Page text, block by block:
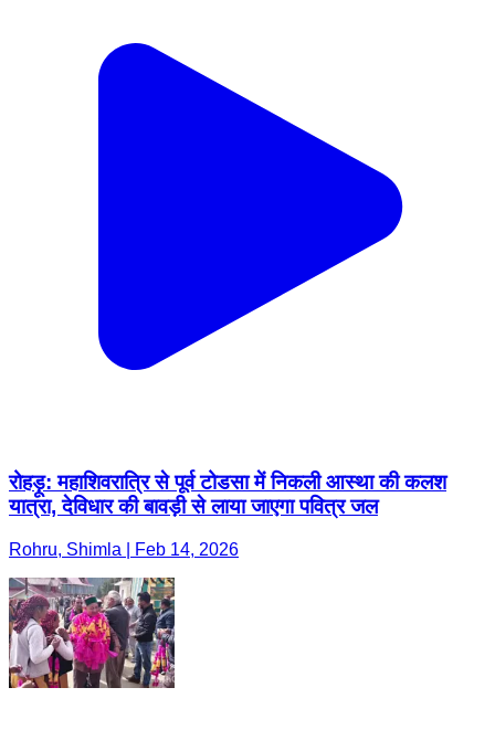
रोहड़ू: महाशिवरात्रि से पूर्व टोडसा में निकली आस्था की कलश
यात्रा, देविधार की बावड़ी से लाया जाएगा पवित्र जल
Rohru, Shimla | Feb 14, 2026